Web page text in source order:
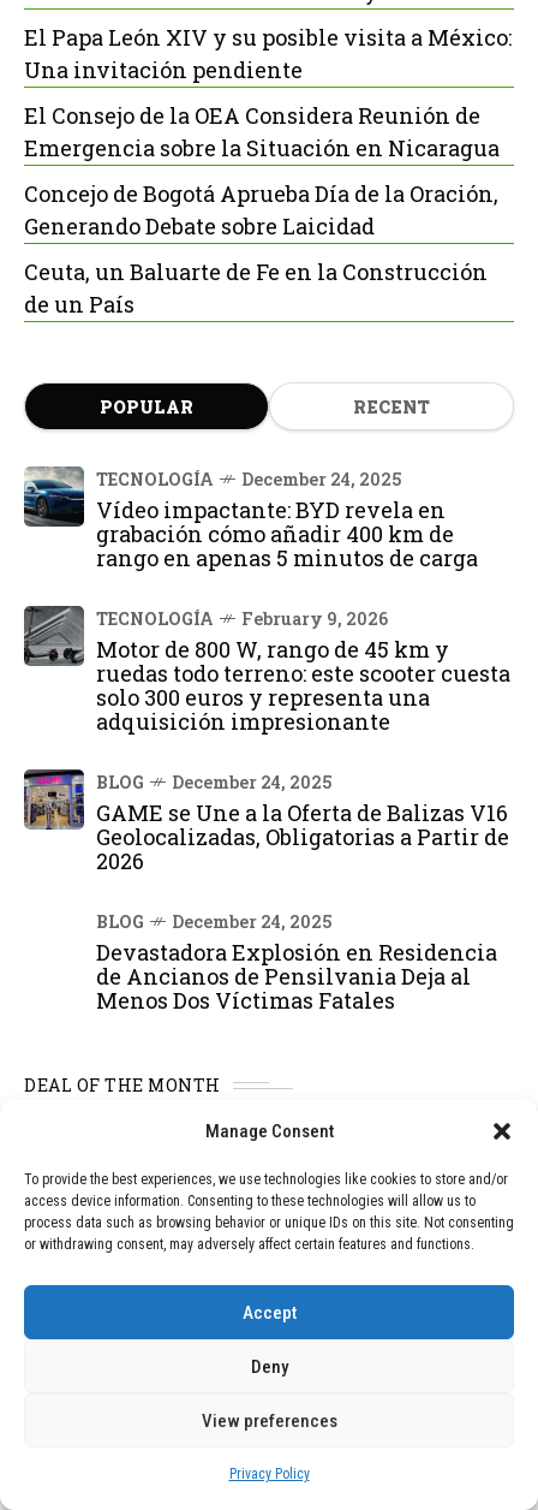
Manage Consent
To provide the best experiences, we use technologies like cookies to store and/or
access device information. Consenting to these technologies will allow us to
process data such as browsing behavior or unique IDs on this site. Not consenting
or withdrawing consent, may adversely affect certain features and functions.
Accept
Deny
View preferences
Privacy Policy
El Papa León XIV y su posible visita a México:
Una invitación pendiente
El Consejo de la OEA Considera Reunión de
Emergencia sobre la Situación en Nicaragua
Concejo de Bogotá Aprueba Día de la Oración,
Generando Debate sobre Laicidad
Ceuta, un Baluarte de Fe en la Construcción
de un País
POPULAR RECENT
TECNOLOGÍA December 24, 2025
Vídeo impactante: BYD revela en
grabación cómo añadir 400 km de
rango en apenas 5 minutos de carga
TECNOLOGÍA February 9, 2026
Motor de 800 W, rango de 45 km y
ruedas todo terreno: este scooter cuesta
solo 300 euros y representa una
adquisición impresionante
BLOG December 24, 2025
GAME se Une a la Oferta de Balizas V16
Geolocalizadas, Obligatorias a Partir de
2026
BLOG December 24, 2025
Devastadora Explosión en Residencia
de Ancianos de Pensilvania Deja al
Menos Dos Víctimas Fatales
DEAL OF THE MONTH
December 24, 2025
Vídeo impactante: BYD revela en
grabación cómo añadir 400 km de rango
en apenas 5 minutos de carga
February 9, 2026
Motor de 800 W, rango de 45 km y
ruedas todo terreno: este scooter cuesta
solo 300 euros y representa una